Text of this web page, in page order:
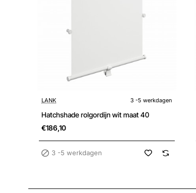
3 -5 werkdagen
LANK 3 -5 werkdagen
Hatchshade rolgordijn wit maat 40
€186,10
3 -5 werkdagen